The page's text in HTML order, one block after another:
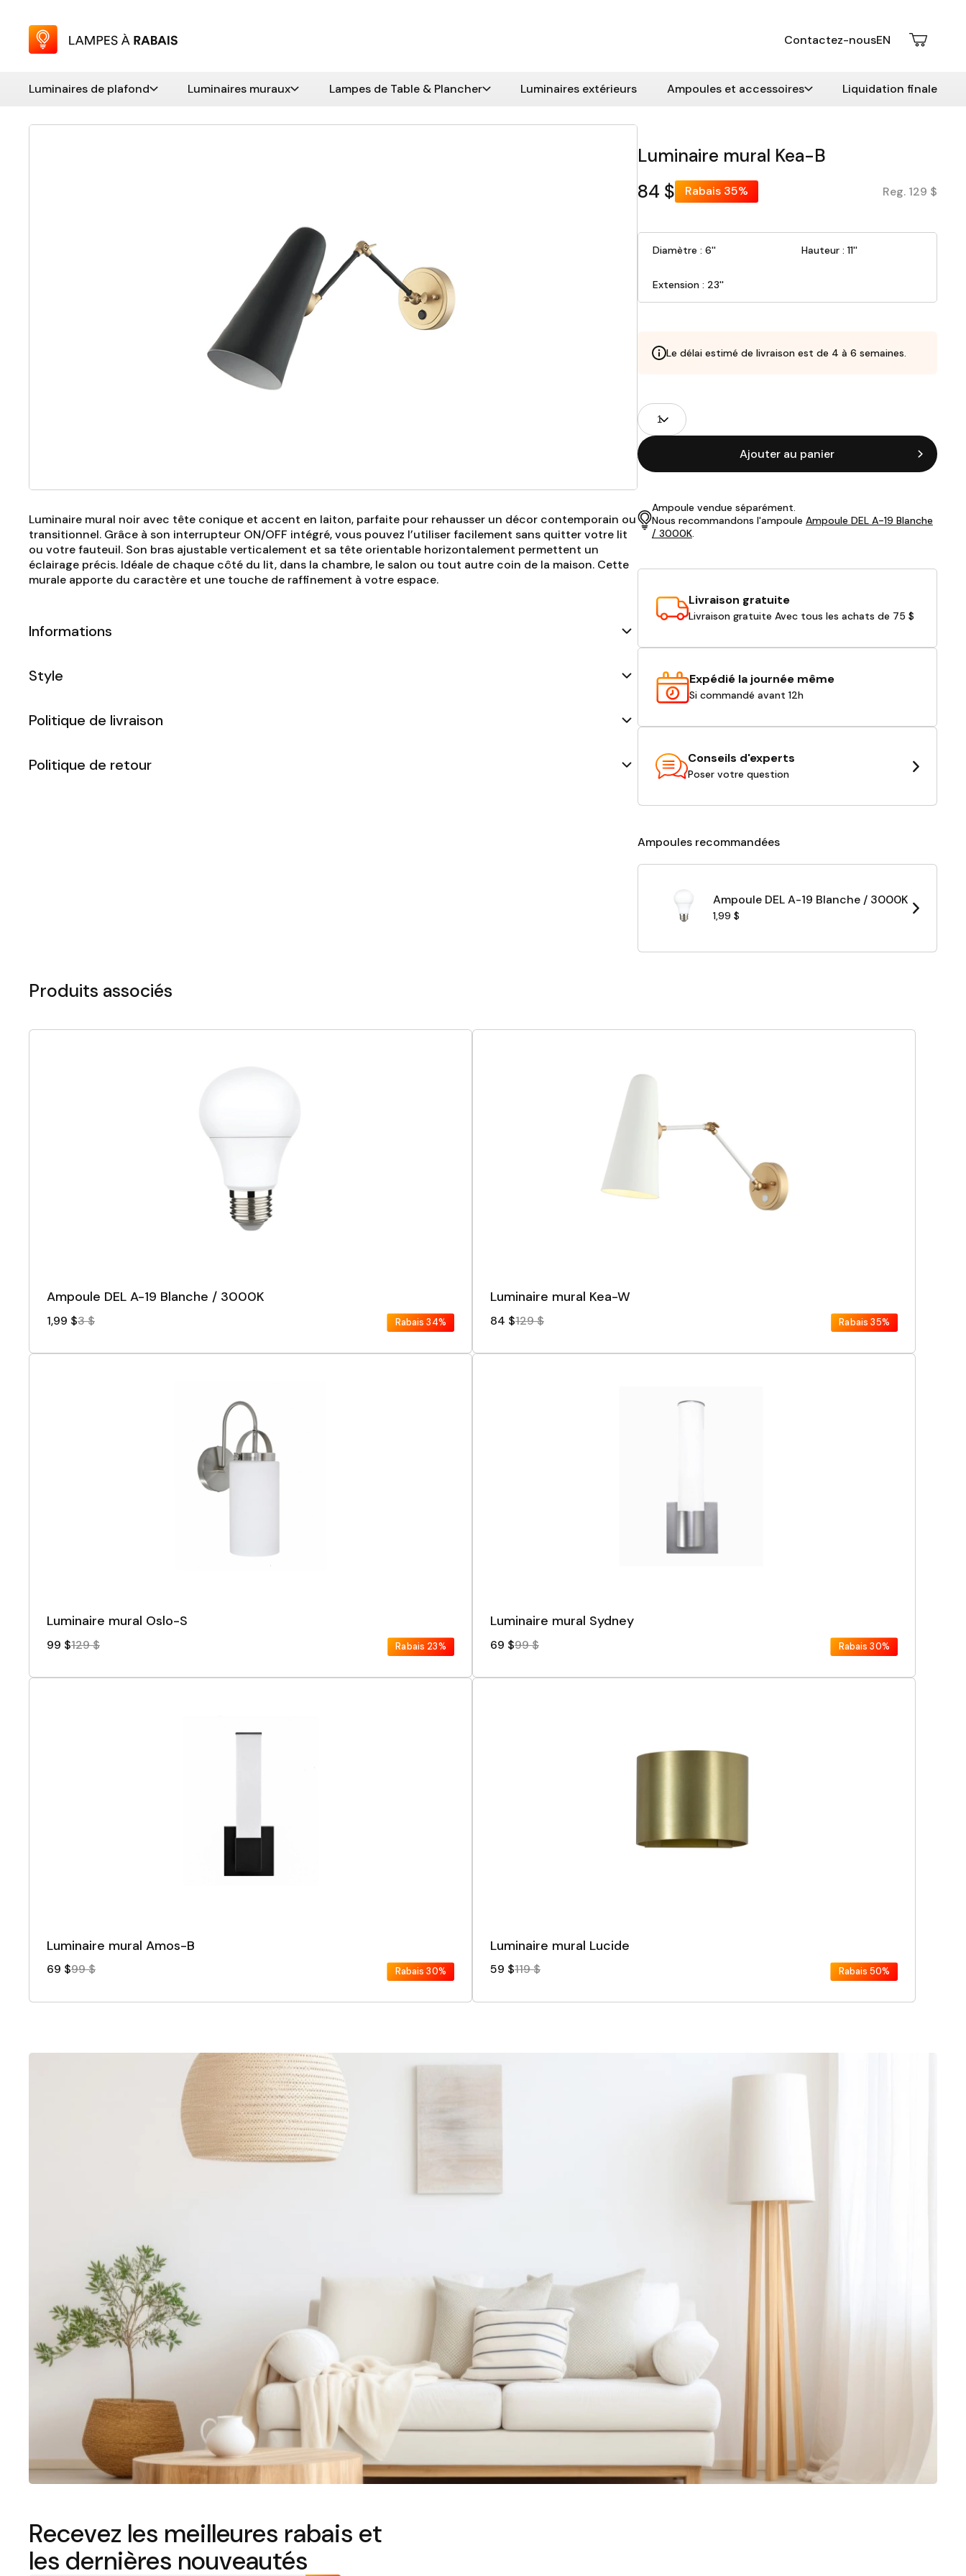
Contactez-nousEN
Luminaires de plafond Luminaires muraux Lampes de Table & Plancher Luminaires extérieurs Ampoules et accessoires Liquidation finale
Luminaire mural noir avec tête conique et accent en laiton, parfaite pour rehausser un décor contemporain ou
transitionnel. Grâce à son interrupteur ON/OFF intégré, vous pouvez l’utiliser facilement sans quitter votre lit
ou votre fauteuil. Son bras ajustable verticalement et sa tête orientable horizontalement permettent un
éclairage précis. Idéale de chaque côté du lit, dans la chambre, le salon ou tout autre coin de la maison. Cette
murale apporte du caractère et une touche de raffinement à votre espace.
Informations
Style
Politique de livraison
Politique de retour
Luminaire mural Kea-B
84 $
Rabais35% Reg. 129 $
Diamètre : 6'' Hauteur : 11''
Extension : 23''
Le délai estimé de livraison est de 4 à 6 semaines.
Champs
de
produits
Quantité
Ajouter au panier
Ampoule vendue séparément.
Nous recommandons l'ampoule Ampoule DEL A-19 Blanche
/ 3000K.
Livraison gratuite
Livraison gratuite Avec tous les achats de 75 $
Expédié la journée même
Si commandé avant 12h
Conseils d'experts
Poser votre question
Ampoules recommandées
Ampoule DEL A-19 Blanche / 3000K
1,99 $
Produits associés
Ampoule DEL A-19 Blanche / 3000K
1,99 $3 $ Rabais 34%
Luminaire mural Kea-W
84 $129 $ Rabais 35%
Luminaire mural Oslo-S
99 $129 $ Rabais 23%
Luminaire mural Sydney
69 $99 $ Rabais 30%
Luminaire mural Amos-B
69 $99 $ Rabais 30%
Luminaire mural Lucide
59 $119 $ Rabais 50%
Recevez les meilleures rabais et
les dernières nouveautés